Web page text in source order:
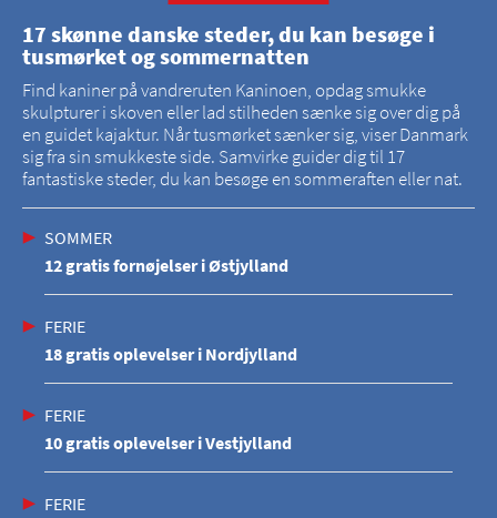
17 skønne danske steder, du kan besøge i
tusmørket og sommernatten
Find kaniner på vandreruten Kaninoen, opdag smukke
skulpturer i skoven eller lad stilheden sænke sig over dig på
en guidet kajaktur. Når tusmørket sænker sig, viser Danmark
sig fra sin smukkeste side. Samvirke guider dig til 17
fantastiske steder, du kan besøge en sommeraften eller nat.
SOMMER
12 gratis fornøjelser i Østjylland
FERIE
18 gratis oplevelser i Nordjylland
FERIE
10 gratis oplevelser i Vestjylland
FERIE